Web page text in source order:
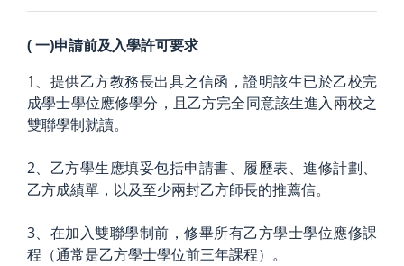
(一)申請前及入學許可要求
1、提供乙方教務長出具之信函，證明該生已於乙校完
成學士學位應修學分，且乙方完全同意該生進入兩校之
雙聯學制就讀。
2、乙方學生應填妥包括申請書、履歷表、進修計劃、
乙方成績單，以及至少兩封乙方師長的推薦信。
3、在加入雙聯學制前，修畢所有乙方學士學位應修課
程（通常是乙方學士學位前三年課程）。